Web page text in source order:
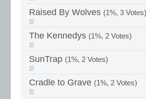
Raised By Wolves (1%, 3 Votes)
The Kennedys (1%, 2 Votes)
SunTrap (1%, 2 Votes)
Cradle to Grave (1%, 2 Votes)